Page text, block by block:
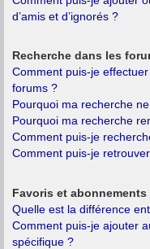
d’amis et d’ignorés ?
Recherche dans les
Comment puis-je
forums ?
Pourquoi ma recherche
Pourquoi ma recherche
Comment puis-je
Comment puis-je
Favoris et abonnements
Quelle est la différence
Comment puis-je ajouter
spécifique ?